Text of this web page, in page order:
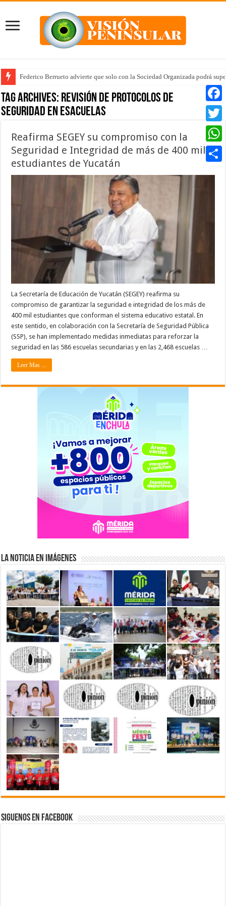
Federico Berrueto advierte que solo con la Sociedad Organizada podrá
Tag Archives: revisión de protocolos de
seguridad en esacuelas
Reafirma SEGEY su compromiso con la
Seguridad e Integridad de más de 400 mil
estudiantes de Yucatán
La Secretaría de Educación de Yucatán (SEGEY) reafirma su
compromiso de garantizar la seguridad e integridad de los más de
400 mil estudiantes que conforman el sistema educativo estatal. En
este sentido, en colaboración con la Secretaría de Seguridad Pública
(SSP), se han implementado medidas inmediatas para reforzar la
seguridad en las 586 escuelas secundarias y en las 2,468 escuelas …
Leer Mas ...
La Noticia en Imágenes
Siguenos en Facebook
Twitter